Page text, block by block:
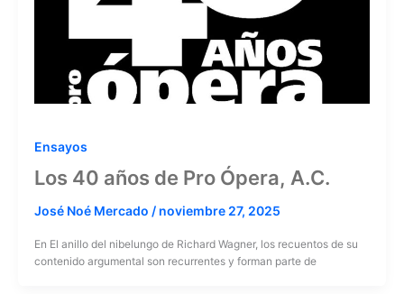
Ensayos
Los 40 años de Pro Ópera, A.C.
José Noé Mercado / noviembre 27, 2025
En El anillo del nibelungo de Richard Wagner, los recuentos de su
contenido argumental son recurrentes y forman parte de